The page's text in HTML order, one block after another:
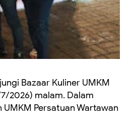
Bazaar Kuliner UMKM
7/2026) malam. Dalam
Persatuan Wartawan